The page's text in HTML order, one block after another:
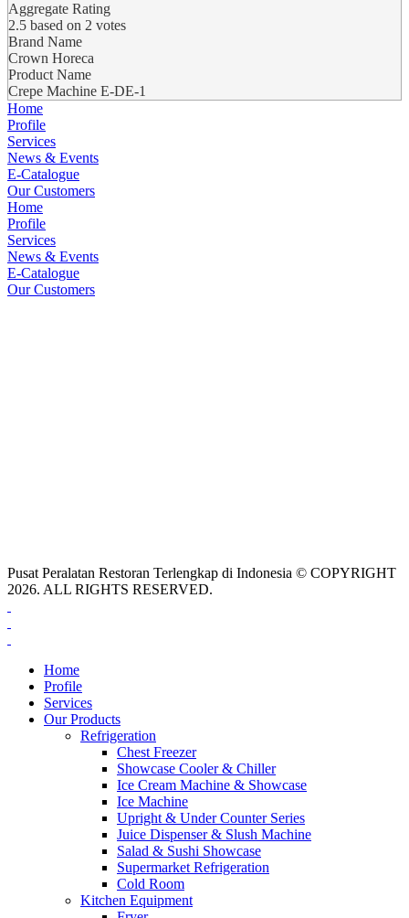
Aggregate Rating
2.5 based on 2 votes
Brand Name
Crown Horeca
Product Name
Crepe Machine E-DE-1
Home
Profile
Services
News & Events
E-Catalogue
Our Customers
Home
Profile
Services
News & Events
E-Catalogue
Our Customers
Pusat Peralatan Restoran Terlengkap di Indonesia © COPYRIGHT
2026. ALL RIGHTS RESERVED.
Home
Profile
Services
Our Products
Refrigeration
Chest Freezer
Showcase Cooler & Chiller
Ice Cream Machine & Showcase
Ice Machine
Upright & Under Counter Series
Juice Dispenser & Slush Machine
Salad & Sushi Showcase
Supermarket Refrigeration
Cold Room
Kitchen Equipment